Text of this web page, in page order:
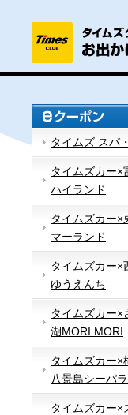
タイムズ スパ
タイムズカー×
ハイランド
タイムズカー×
マーランド
タイムズカー×
ゆうえんち
タイムズカー×
湖MORI MORI
タイムズカー×
八景島シーパ
タイムズカー×